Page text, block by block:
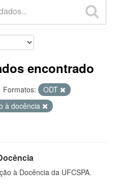
encontrado
Formatos:
ODT
à docência
à Docência da UFCSPA.